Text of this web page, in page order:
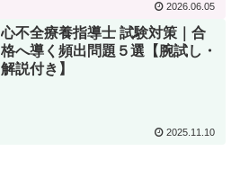
2026.06.05
心不全療養指導士 試験対策｜合
格へ導く頻出問題５選【腕試し・
解説付き】
2025.11.10